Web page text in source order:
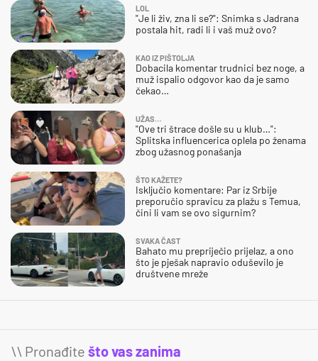
LOL
"Je li živ, zna li se?": Snimka s Jadrana
postala hit, radi li i vaš muž ovo?
KAO IZ PIŠTOLJA
Dobacila komentar trudnici bez noge, a
muž ispalio odgovor kao da je samo
čekao…
UŽAS…
"Ove tri štrace došle su u klub…":
Splitska influencerica oplela po ženama
zbog užasnog ponašanja
ŠTO KAŽETE?
Isključio komentare: Par iz Srbije
preporučio spravicu za plažu s Temua,
čini li vam se ovo sigurnim?
SVAKA ČAST
Bahato mu prepriječio prijelaz, a ono
što je pješak napravio oduševilo je
društvene mreže
\\ Pronađite što vas zanima